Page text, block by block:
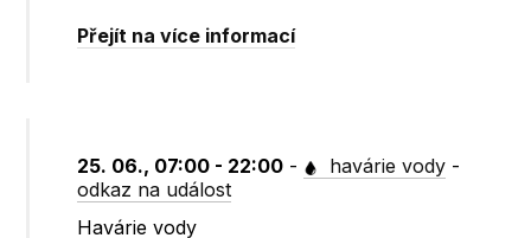
Přejít na více informací
25. 06., 07:00 - 22:00 - havárie vody -
odkaz na událost
Havárie vody